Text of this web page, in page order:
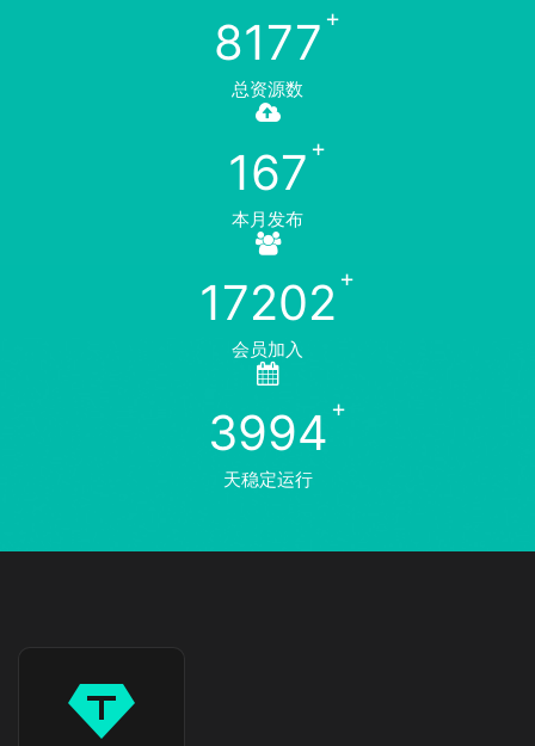
8177
总资源数
167
本月发布
17202
会员加入
3994
天稳定运行